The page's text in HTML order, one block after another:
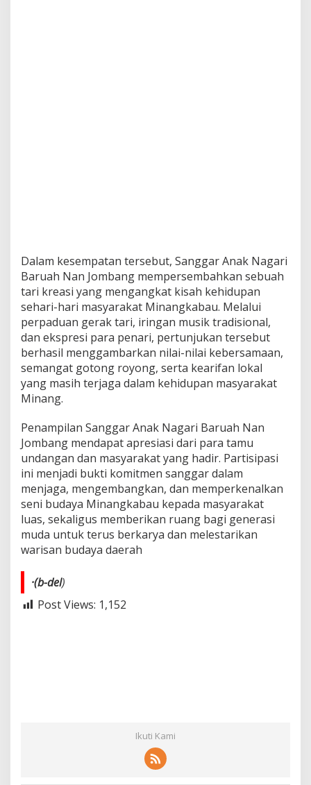
Dalam kesempatan tersebut, Sanggar Anak Nagari
Baruah Nan Jombang mempersembahkan sebuah
tari kreasi yang mengangkat kisah kehidupan
sehari-hari masyarakat Minangkabau. Melalui
perpaduan gerak tari, iringan musik tradisional,
dan ekspresi para penari, pertunjukan tersebut
berhasil menggambarkan nilai-nilai kebersamaan,
semangat gotong royong, serta kearifan lokal
yang masih terjaga dalam kehidupan masyarakat
Minang.
Penampilan Sanggar Anak Nagari Baruah Nan
Jombang mendapat apresiasi dari para tamu
undangan dan masyarakat yang hadir. Partisipasi
ini menjadi bukti komitmen sanggar dalam
menjaga, mengembangkan, dan memperkenalkan
seni budaya Minangkabau kepada masyarakat
luas, sekaligus memberikan ruang bagi generasi
muda untuk terus berkarya dan melestarikan
warisan budaya daerah
·(b-del)
Post Views: 1,152
Ikuti Kami